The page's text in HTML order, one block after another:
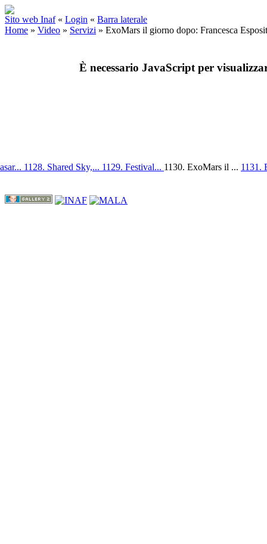
Sito web Inaf « Login « Barra laterale
Home » Video » Servizi » ExoMars il giorno dopo: Francesca
È necessario JavaScript per
1128. Shared Sky,... 1129. Festival... 1130. ExoMars il ... 1131.